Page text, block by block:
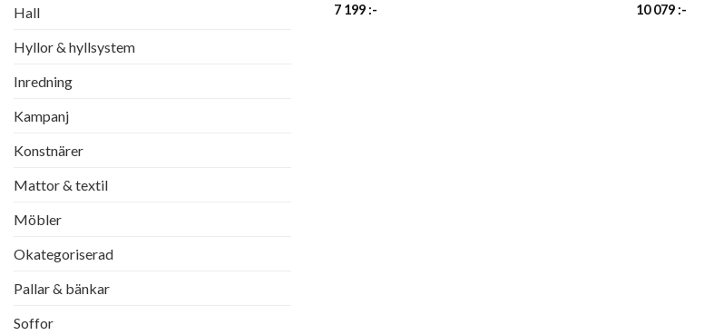
Hall
Hyllor & hyllsystem
Inredning
Kampanj
Konstnärer
Mattor & textil
Möbler
Okategoriserad
Pallar & bänkar
Soffor
7 199 :-
10 079 :-